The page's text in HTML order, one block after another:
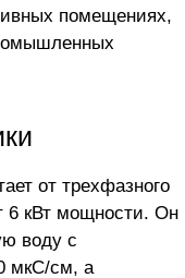
помещениях,
от трехфазного
6 кВт мощности. Он
воду с
мкС/см, а